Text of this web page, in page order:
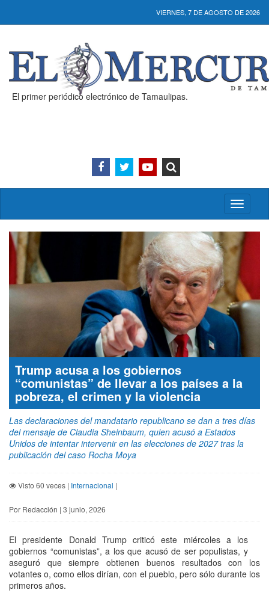
VIERNES, 7 DE AGOSTO DE 2026
El primer periódico electrónico de Tamaulipas.
Activar/
menú
Trump acusa a los gobiernos
“comunistas” de llevar a los países a la
pobreza, el crimen y la violencia
Las declaraciones del mandatario republicano se dan a tres días
del mensaje de Claudia Sheinbaum, quien acusó a Estados
Unidos de intentar intervenir en las elecciones de 2027 tras la
publicación del caso Rocha Moya
Visto 60 veces | Internacional |
Por Redacción | 3 junio, 2026
El presidente Donald Trump criticó este miércoles a los
gobiernos “comunistas”, a los que acusó de ser populistas, y
aseguró que siempre obtienen buenos resultados con los
votantes o, como ellos dirían, con el pueblo, pero sólo durante los
primeros años.